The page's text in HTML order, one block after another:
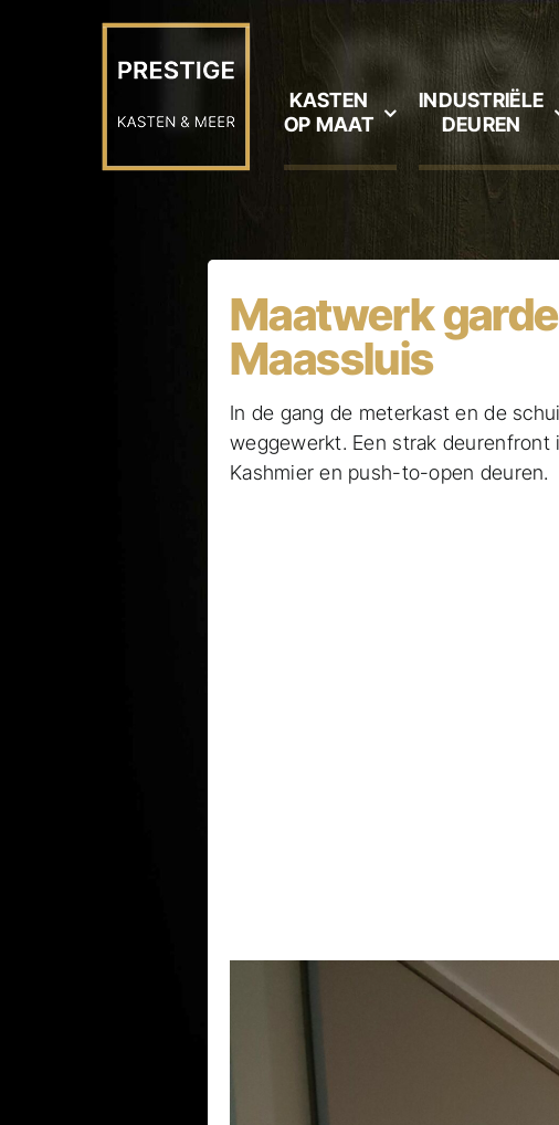
KASTEN
OP MAAT
INDUSTRIËLE
DEUREN
Maatwerk
Maassluis
In de gang de meterkast en de
weggewerkt. Een strak deurenfront
Kashmier en push-to-open deuren.